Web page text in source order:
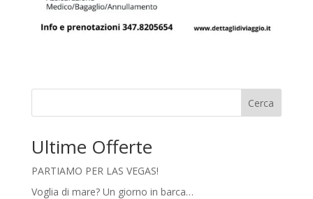
Cerca
Ultime Offerte
PARTIAMO PER LAS VEGAS!
Voglia di mare? Un giorno in barca…